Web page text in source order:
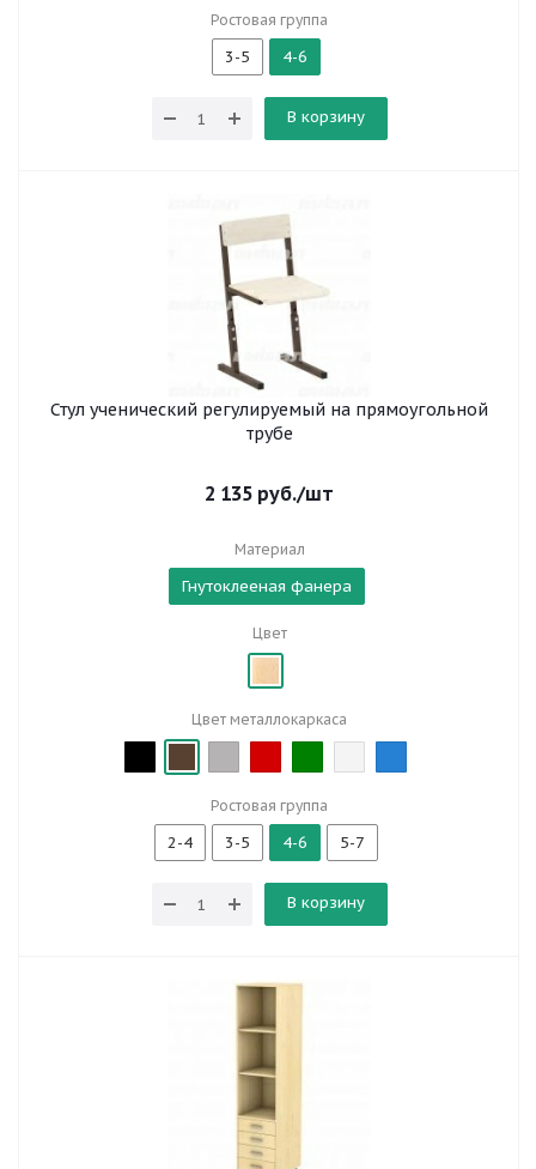
Ростовая группа
3-5 4-6
В корзину
Стул ученический регулируемый на прямоугольной
трубе
2 135 руб./шт
Материал
Гнутоклееная фанера
Цвет
Цвет металлокаркаса
Ростовая группа
2-4 3-5 4-6 5-7
В корзину